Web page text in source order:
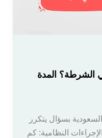
الشرطة؟ المدة
بسؤال يتكرر
النظامية: كم